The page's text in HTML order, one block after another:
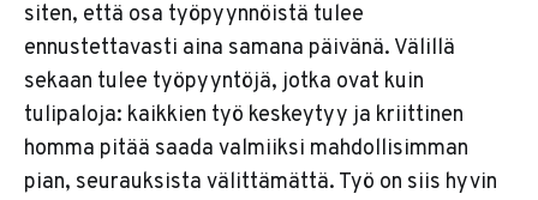
siten, että osa työpyynnöistä tulee
ennustettavasti aina samana päivänä. Välillä
sekaan tulee työpyyntöjä, jotka ovat kuin
tulipaloja: kaikkien työ keskeytyy ja kriittinen
homma pitää saada valmiiksi mahdollisimman
pian, seurauksista välittämättä. Työ on siis hyvin